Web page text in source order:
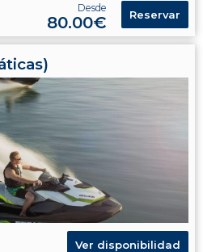
Desde
80.00€ Reservar
Ver disponibilidad